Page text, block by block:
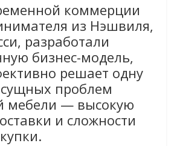
коммерции
из Нэшвиля,
разработали
бизнес-модель,
решает одну
проблем
мебели — высокую
и сложности